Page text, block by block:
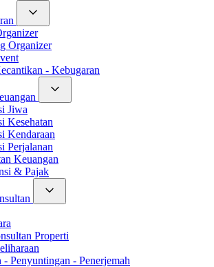
Organizer
- Kebugaran
Jiwa
Kesehatan
Kendaraan
Perjalanan
Keuangan
& Pajak
Properti
- Penyuntingan - Penerjemah